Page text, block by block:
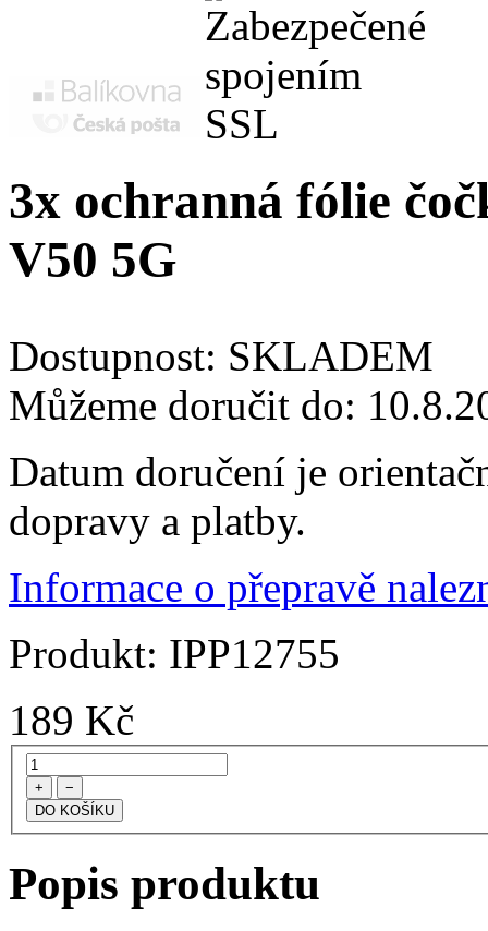
3x ochranná fólie
V50 5G
Dostupnost: SKLADEM
Můžeme doručit do:
Datum doručení je
dopravy a platby.
Informace o přepravě
Produkt: IPP12755
189 Kč
+ −
Popis produktu